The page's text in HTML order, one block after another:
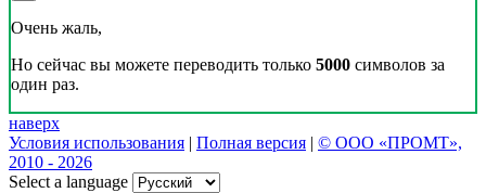
Очень жаль,
Но сейчас вы можете переводить только 5000 символов за
один раз.
наверх
Условия использования | Полная версия | © ООО «ПРОМТ»,
2010 - 2026
Select a language